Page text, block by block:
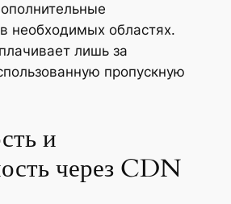
необходимых областях.
лишь за
пропускную
и
через CDN